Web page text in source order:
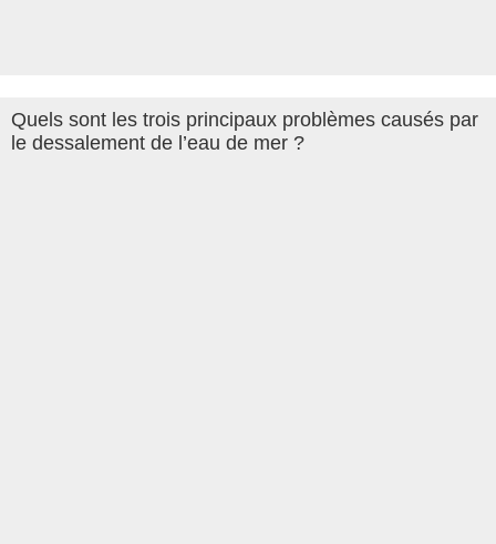
Quels sont les trois principaux problèmes causés par
le dessalement de l’eau de mer ?